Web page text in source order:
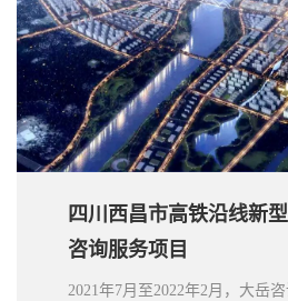
四川西昌市高铁沿线新
咨询服务项目
2021年7月至2022年2月，大岳